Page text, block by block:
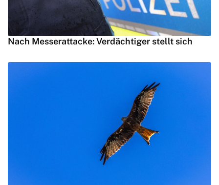
Nach Messerattacke: Verdächtiger stellt sich